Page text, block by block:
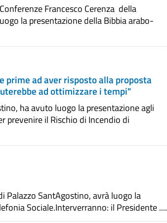
Francesco Cerenza della
la presentazione della Bibbia arabo-
prime ad aver risposto alla proposta
ad ottimizzare i tempi"
ha avuto luogo la presentazione agli
prevenire il Rischio di Incendio di
Palazzo SantAgostino, avrà luogo la
Sociale.Interverranno: il Presidente ....